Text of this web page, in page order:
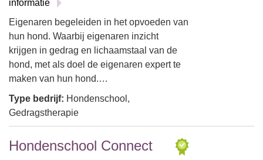
informatie
Eigenaren begeleiden in het opvoeden van
hun hond. Waarbij eigenaren inzicht
krijgen in gedrag en lichaamstaal van de
hond, met als doel de eigenaren expert te
maken van hun hond.…
Type bedrijf: Hondenschool,
Gedragstherapie
Hondenschool Connect